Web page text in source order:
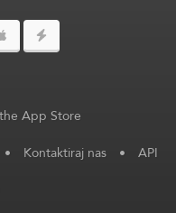
• Kontaktiraj nas • API